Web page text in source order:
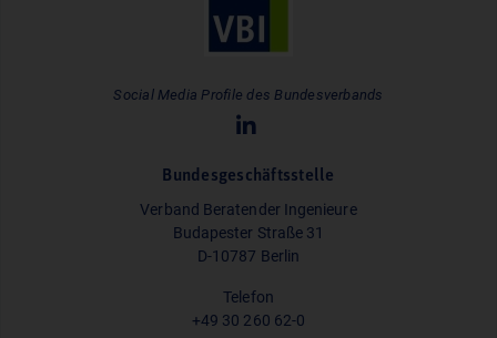
Social Media Profile des Bundesverbands
Bundesgeschäftsstelle
Verband Beratender Ingenieure
Budapester Straße 31
D-10787 Berlin
Telefon
+49 30 260 62-0